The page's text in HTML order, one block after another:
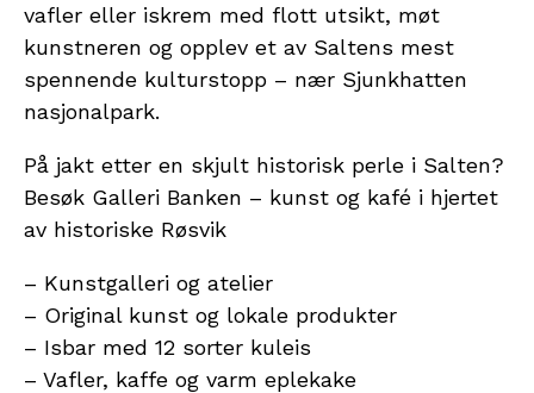
vafler eller iskrem med flott utsikt, møt
kunstneren og opplev et av Saltens mest
spennende kulturstopp – nær Sjunkhatten
nasjonalpark.
På jakt etter en skjult historisk perle i Salten?
Besøk Galleri Banken – kunst og kafé i hjertet
av historiske Røsvik
– Kunstgalleri og atelier
– Original kunst og lokale produkter
– Isbar med 12 sorter kuleis
– Vafler, kaffe og varm eplekake